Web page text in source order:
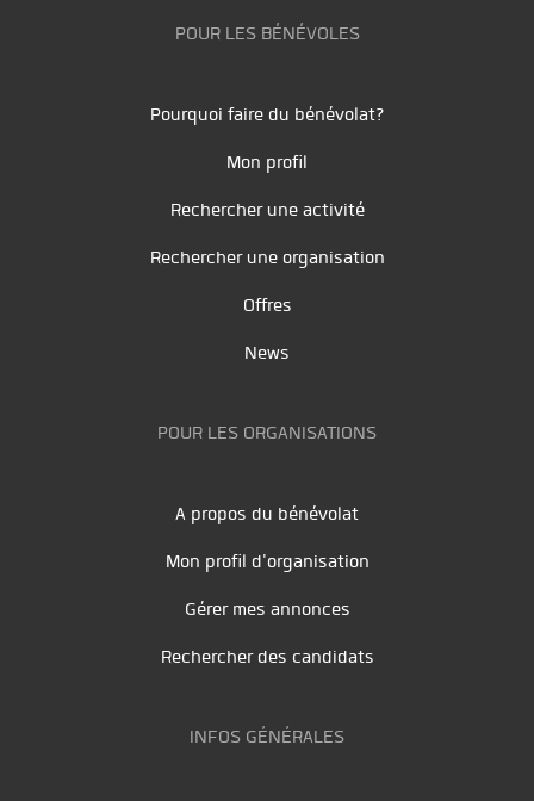
POUR LES BÉNÉVOLES
Pourquoi faire du bénévolat?
Mon profil
Rechercher une activité
Rechercher une organisation
Offres
News
POUR LES ORGANISATIONS
A propos du bénévolat
Mon profil d'organisation
Gérer mes annonces
Rechercher des candidats
INFOS GÉNÉRALES